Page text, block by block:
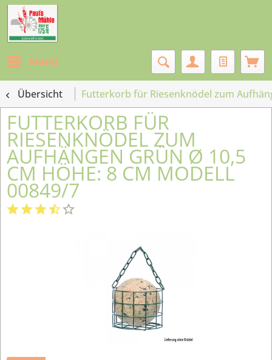
Menü
Übersicht Futterkorb für Riesenknödel zum
FUTTERKORB FÜR
RIESENKNÖDEL ZUM
AUFHÄNGEN GRÜN Ø 10,5
CM HÖHE: 8 CM MODELL
00849/7